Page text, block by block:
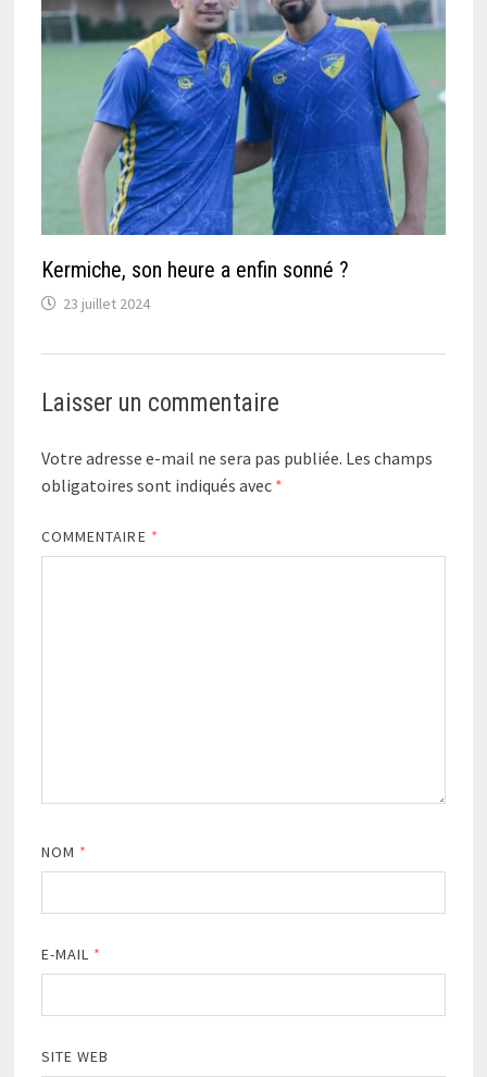
Kermiche, son heure a enfin sonné ?
23 juillet 2024
Laisser un commentaire
Votre adresse e-mail ne sera pas publiée. Les champs
obligatoires sont indiqués avec *
COMMENTAIRE *
NOM *
E-MAIL *
SITE WEB